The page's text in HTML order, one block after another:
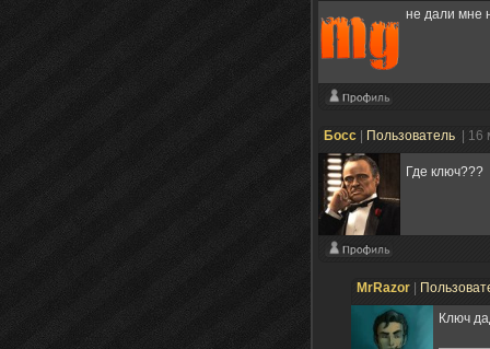
не дали мне
Босс Пользователь |
Где ключ???
MrRazor
Ключ